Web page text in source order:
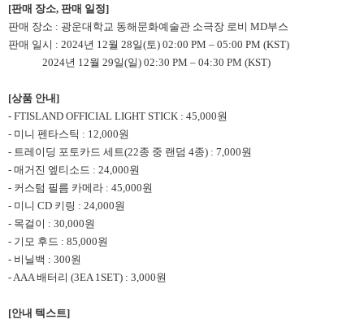
[판매 장소, 판매 일정]
판매 장소 : 광운대학교 동해문화예술관 소극장 로비 MD부스
판매 일시 : 2024년 12월 28일(토) 02:00 PM – 05:00 PM (KST)
2024년 12월 29일(일) 02:30 PM – 04:30 PM (KST)
[상품 안내]
- FTISLAND OFFICIAL LIGHT STICK : 45,000원
- 미니 펜타스틱 : 12,000원
- 트레이딩 포토카드 세트(22종 중 랜덤 4종) : 7,000원
- 매거진 엪티소드 : 24,000원
- 커스텀 필름 카메라 : 45,000원
- 미니 CD 키링 : 24,000원
- 목걸이 : 30,000원
- 기모 후드 : 85,000원
- 비닐백 : 300원
- AAA 배터리 (3EA 1SET) : 3,000원
[안내 텍스트]